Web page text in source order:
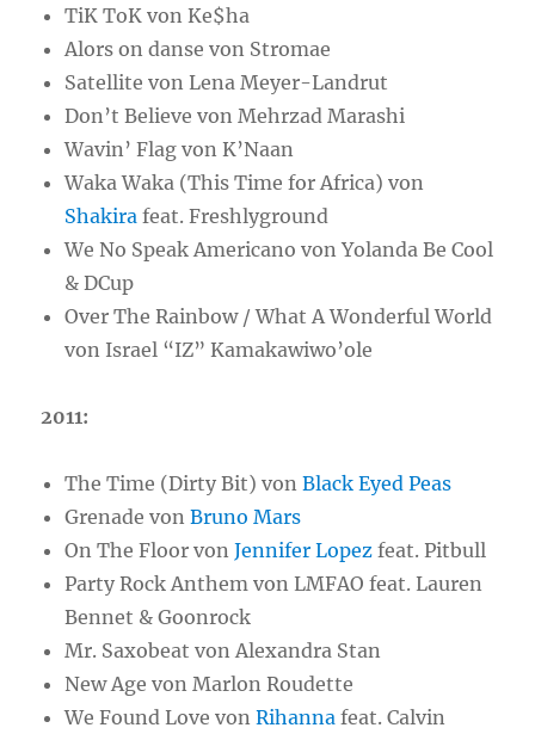
TiK ToK von Ke$ha
Alors on danse von Stromae
Satellite von Lena Meyer-Landrut
Don’t Believe von Mehrzad Marashi
Wavin’ Flag von K’Naan
Waka Waka (This Time for Africa) von
Shakira feat. Freshlyground
We No Speak Americano von Yolanda Be Cool
& DCup
Over The Rainbow / What A Wonderful World
von Israel “IZ” Kamakawiwo’ole
2011:
The Time (Dirty Bit) vonBlack Eyed Peas
Grenade vonBruno Mars
On The Floor vonJennifer Lopez feat. Pitbull
Party Rock Anthem von LMFAO feat. Lauren
Bennet & Goonrock
Mr. Saxobeat von Alexandra Stan
New Age von Marlon Roudette
We Found Love vonRihanna feat. Calvin